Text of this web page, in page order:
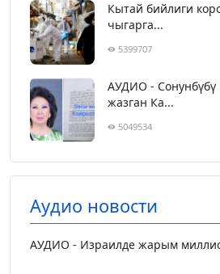
Кытай бийлиги
чыгарга...
5399707
АУДИО -
жазган Ка...
5049534
Аудио новости
АУДИО - Израилде жарым